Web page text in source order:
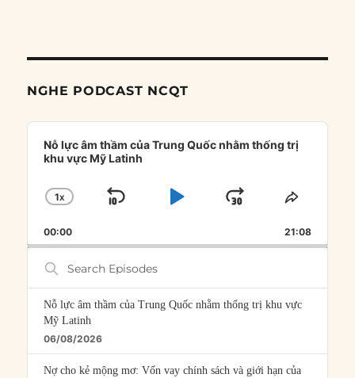
NGHE PODCAST NCQT
Audio
Player
Nỗ lực âm thầm của Trung Quốc nhằm thống trị
khu vực Mỹ Latinh
CHANGE
RATE
1X
SKIP
PLAYJUMP
FORWARD
SHARE
00:00 21:08
Search
Episodes
Nỗ lực âm thầm của Trung Quốc nhằm thống trị khu vực
Mỹ Latinh
06/08/2026
Nợ cho kẻ mộng mơ: Vốn vay chính sách và giới hạn của